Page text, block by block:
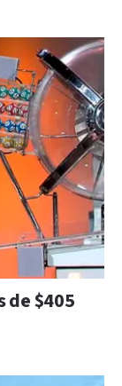
de $405